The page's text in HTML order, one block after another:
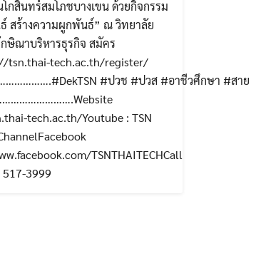
โกสินทร์สมโภชบางเขน ด้วยกิจกรรม
สร้างความผูกพันธ์” ณ วิทยาลัย
ษิณาบริหารธุรกิจ สมัคร
tsn.thai-tech.ac.th/register/
#ปวช #ปวส #อาชีวศึกษา #สาย
tech.ac.th/Youtube : TSN
TSNTHAITECHCall
517-3999